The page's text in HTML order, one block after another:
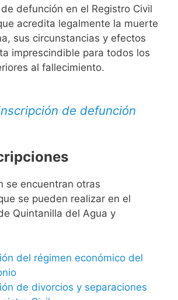
defunción en el Registro Civil
acredita legalmente la muerte
sus circunstancias y efectos
imprescindible para todos los
al fallecimiento.
de defunción
se encuentran otras
se pueden realizar en el
Quintanilla del Agua y
del régimen económico del
de divorcios y separaciones